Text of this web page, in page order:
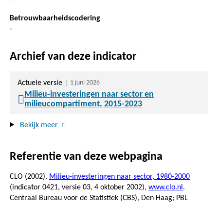
Betrouwbaarheidscodering
-
Archief van deze indicator
Actuele versie 1 juni 2026
Milieu-investeringen naar sector en
milieucompartiment, 2015-2023
Bekijk meer
Referentie van deze webpagina
CLO (2002). Milieu-investeringen naar sector, 1980-2000
(indicator 0421, versie 03, 4 oktober 2002), www.clo.nl .
Centraal Bureau voor de Statistiek (CBS), Den Haag; PBL